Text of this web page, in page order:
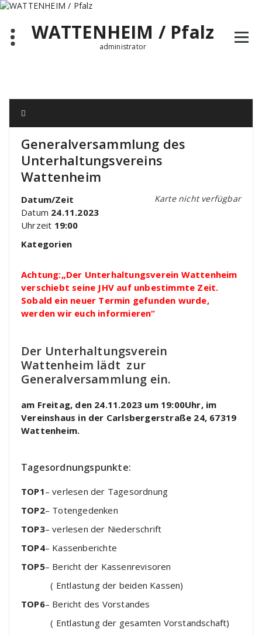
Zum
springenWATTENHEIM / Pfalz
administrator
Generalversammlung des
Unterhaltungsvereins
Wattenheim
Karte nicht verfügbar
Datum/Zeit
Datum 24.11.2023
Uhrzeit 19:00
Kategorien
Achtung:„Der Unterhaltungsverein Wattenheim
verschiebt seine JHV auf unbestimmte Zeit.
Sobald ein neuer Termin gefunden wurde,
werden wir euch informieren“
Der Unterhaltungsverein
Wattenheim lädt zur
Generalversammlung ein.
am Freitag, den 24.11.2023 um 19:00Uhr, im
Vereinshaus in der Carlsbergerstraße 24, 67319
Wattenheim.
Tagesordnungspunkte:
TOP1– verlesen der Tagesordnung
TOP2– Totengedenken
TOP3– verlesen der Niederschrift
TOP4– Kassenberichte
TOP5– Bericht der Kassenrevisoren
( Entlastung der beiden Kassen)
TOP6– Bericht des Vorstandes
( Entlastung der gesamten Vorstandschaft)